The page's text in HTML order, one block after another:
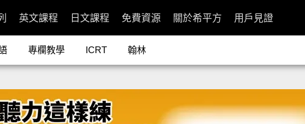
英文課程 日文課程 免費資源 關於希平方 用戶見證
專欄教學 ICRT 翰林